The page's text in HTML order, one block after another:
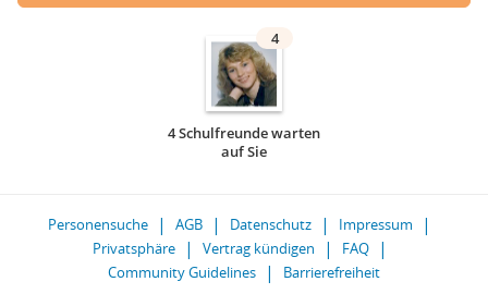
4
4 Schulfreunde warten
auf Sie
Personensuche AGB Datenschutz
Impressum
Privatsphäre
Vertrag kündigen
FAQ
Community Guidelines
Barrierefreiheit